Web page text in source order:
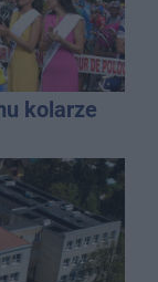
kolarze